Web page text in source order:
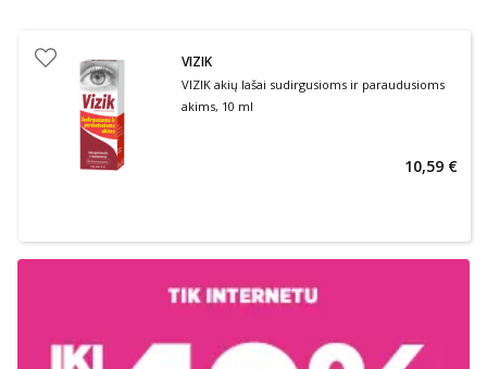
VIZIK
VIZIK akių lašai sudirgusioms ir paraudusioms
akims, 10 ml
10,59 €